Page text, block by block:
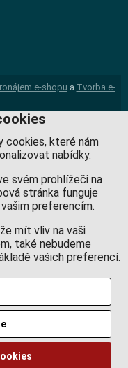
e-shopu a Tvorba e-
cookies, které nám
nabídky.
svém prohlížeči na
stránka funguje
preferencím.
mít vliv na vaši
také nebudeme
vašich preferencí.